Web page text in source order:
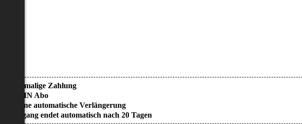
• Einmalige Zahlung
• KEIN Abo
• Keine automatische Verlängerung
• Zugang endet automatisch nach 20 Tagen